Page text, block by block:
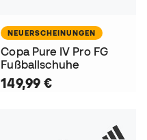
NEUERSCHEINUNGEN
Copa Pure IV Pro FG
Fußballschuhe
149,99 €